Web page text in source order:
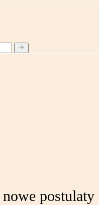
postulaty